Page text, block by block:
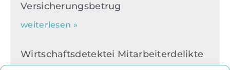
Versicherungsbetrug
weiterlesen »
Wirtschaftsdetektei Mitarbeiterdelikte